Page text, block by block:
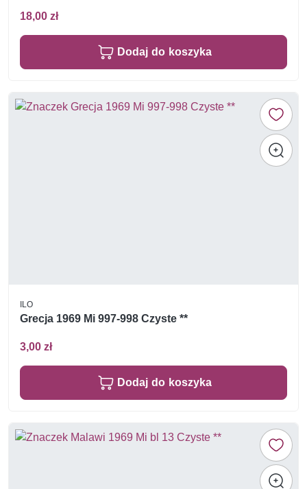
18,00 zł
Dodaj do koszyka
ILO
Grecja 1969 Mi 997-998 Czyste **
3,00 zł
Dodaj do koszyka